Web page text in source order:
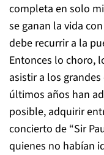
completa en solo
se ganan la vida
debe recurrir a la
Entonces lo choro,
asistir a los
últimos años han
posible, adquirir
concierto de “Sir
quienes no habían